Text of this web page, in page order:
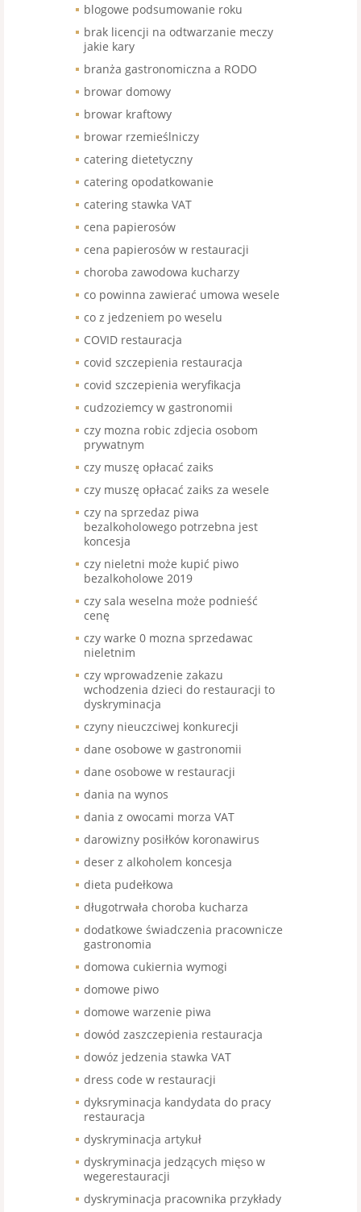
blogowe podsumowanie roku
brak licencji na odtwarzanie meczy
jakie kary
branża gastronomiczna a RODO
browar domowy
browar kraftowy
browar rzemieślniczy
catering dietetyczny
catering opodatkowanie
catering stawka VAT
cena papierosów
cena papierosów w restauracji
choroba zawodowa kucharzy
co powinna zawierać umowa wesele
co z jedzeniem po weselu
COVID restauracja
covid szczepienia restauracja
covid szczepienia weryfikacja
cudzoziemcy w gastronomii
czy mozna robic zdjecia osobom
prywatnym
czy muszę opłacać zaiks
czy muszę opłacać zaiks za wesele
czy na sprzedaz piwa
bezalkoholowego potrzebna jest
koncesja
czy nieletni może kupić piwo
bezalkoholowe 2019
czy sala weselna może podnieść
cenę
czy warke 0 mozna sprzedawac
nieletnim
czy wprowadzenie zakazu
wchodzenia dzieci do restauracji to
dyskryminacja
czyny nieuczciwej konkurecji
dane osobowe w gastronomii
dane osobowe w restauracji
dania na wynos
dania z owocami morza VAT
darowizny posiłków koronawirus
deser z alkoholem koncesja
dieta pudełkowa
długotrwała choroba kucharza
dodatkowe świadczenia pracownicze
gastronomia
domowa cukiernia wymogi
domowe piwo
domowe warzenie piwa
dowód zaszczepienia restauracja
dowóz jedzenia stawka VAT
dress code w restauracji
dyksryminacja kandydata do pracy
restauracja
dyskryminacja artykuł
dyskryminacja jedzących mięso w
wegerestauracji
dyskryminacja pracownika przykłady